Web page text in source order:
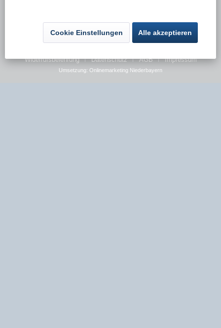
Kontakt Versand und Zahlungsbedingungen
Widerrufsbelehrung Datenschutz AGB Impressum
Umsetzung: Onlinemarketing Niederbayern
Cookie Einstellungen Alle akzeptieren